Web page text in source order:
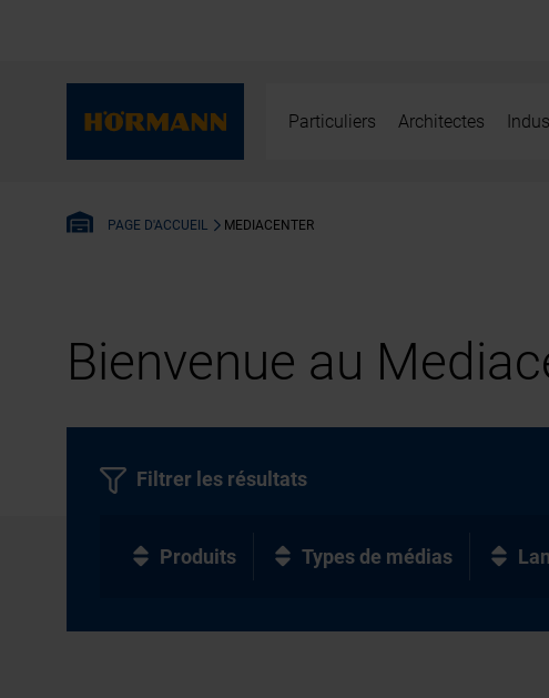
Particuliers Architectes
PAGE D'ACCUEIL MEDIACENTER
Bienvenue au
Filtrer les résultats
Produits Types de médias